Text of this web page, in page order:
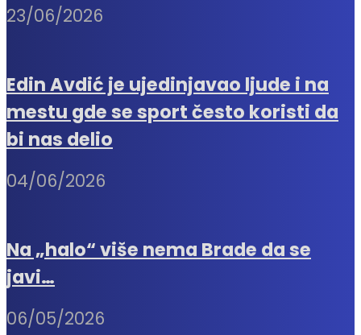
23/06/2026
Edin Avdić je ujedinjavao ljude i na
mestu gde se sport često koristi da
bi nas delio
04/06/2026
Na „halo“ više nema Brade da se
javi…
06/05/2026